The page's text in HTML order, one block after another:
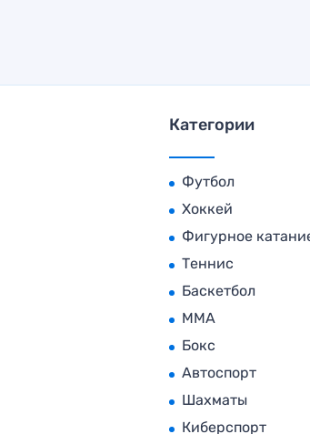
Категории
Футбол
Хоккей
Фигурное
Теннис
Баскетбол
MMA
Бокс
Автоспорт
Шахматы
Киберспорт